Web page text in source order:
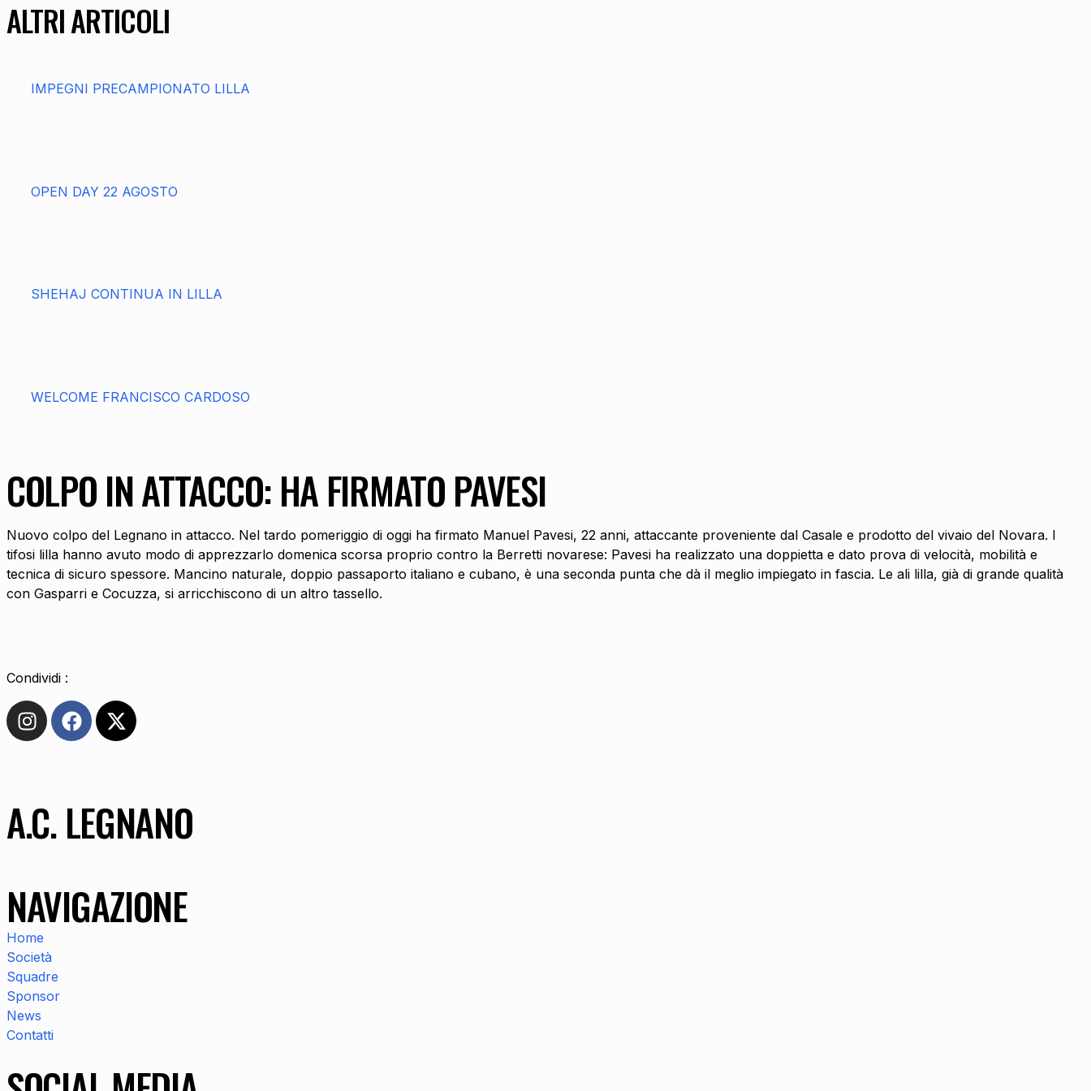
ALTRI ARTICOLI
IMPEGNI PRECAMPIONATO LILLA
OPEN DAY 22 AGOSTO
SHEHAJ CONTINUA IN LILLA
WELCOME FRANCISCO CARDOSO
COLPO IN ATTACCO: HA FIRMATO PAVESI
Nuovo colpo del Legnano in attacco. Nel tardo pomeriggio di oggi ha firmato Manuel Pavesi, 22 anni, attaccante proveniente dal Casale e prodotto del vivaio del Novara. I
tifosi lilla hanno avuto modo di apprezzarlo domenica scorsa proprio contro la Berretti novarese: Pavesi ha realizzato una doppietta e dato prova di velocità, mobilità e
tecnica di sicuro spessore. Mancino naturale, doppio passaporto italiano e cubano, è una seconda punta che dà il meglio impiegato in fascia. Le ali lilla, già di grande qualità
con Gasparri e Cocuzza, si arricchiscono di un altro tassello.
Condividi :
A.C. LEGNANO
NAVIGAZIONE
Home
Società
Squadre
Sponsor
News
Contatti